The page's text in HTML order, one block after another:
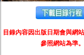
目錄內容因出版日期會與網
參照網站為準。